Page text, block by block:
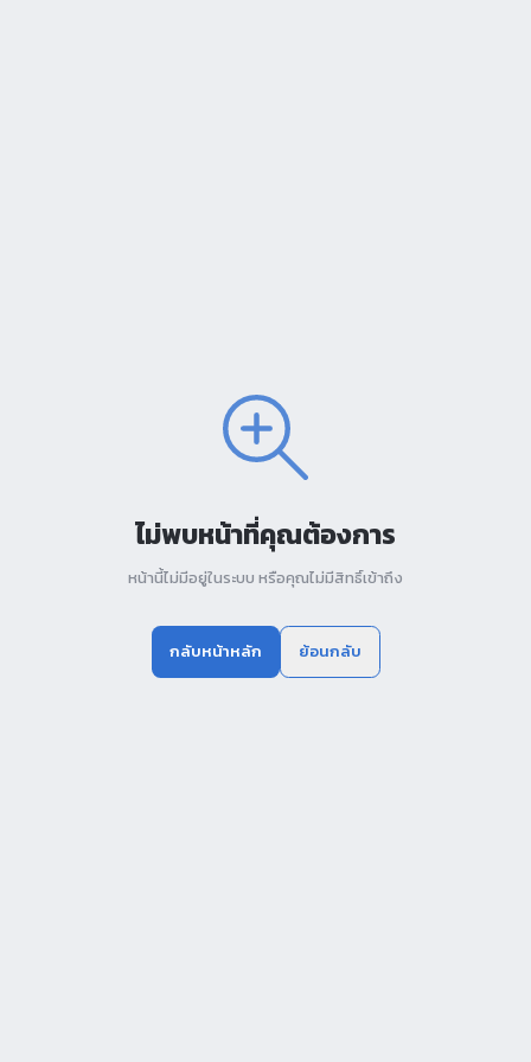
ไม่พบหน้าที่คุณต้องการ
หน้านี้ไม่มีอยู่ในระบบ หรือคุณไม่มีสิทธิ์เข้าถึง
กลับหน้าหลัก ย้อนกลับ